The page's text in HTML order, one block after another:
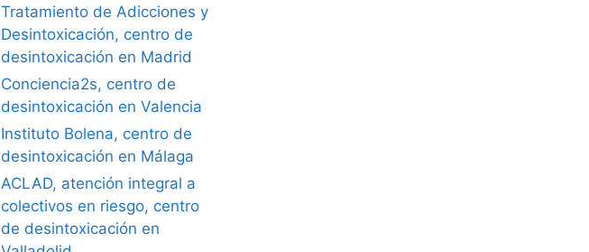
Tratamiento de Adicciones y
Desintoxicación, centro de
desintoxicación en Madrid
Conciencia2s, centro de
desintoxicación en Valencia
Instituto Bolena, centro de
desintoxicación en Málaga
ACLAD, atención integral a
colectivos en riesgo, centro
de desintoxicación en